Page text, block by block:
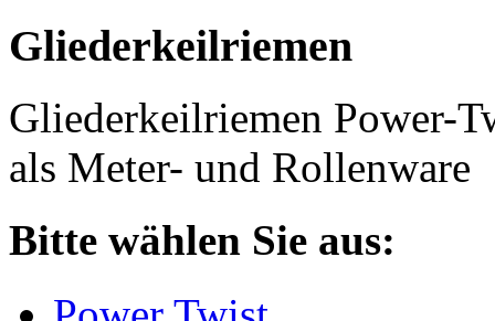
Gliederkeilriemen
Gliederkeilriemen Power-
als Meter- und Rollenware
Bitte wählen Sie aus: